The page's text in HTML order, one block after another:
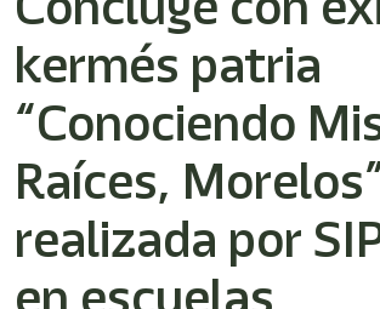
Este
acceso
directo
activa
lector
de
pantalla
ayudarle
navegar
kermés patria
“Conociendo
Raíces,
realizada por